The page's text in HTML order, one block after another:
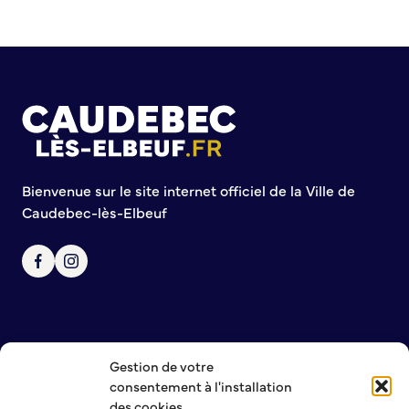
Gestion de votre
consentement à l'installation
Bienvenue sur le site internet officiel de la Ville de
Caudebec-lès-Elbeuf
NOUS CONTACTER
MENTIONS LÉGALES
Conseil municipal des Jeunes (CMJ)
Grands projets
Les Cavées Est
La Halle Couverte